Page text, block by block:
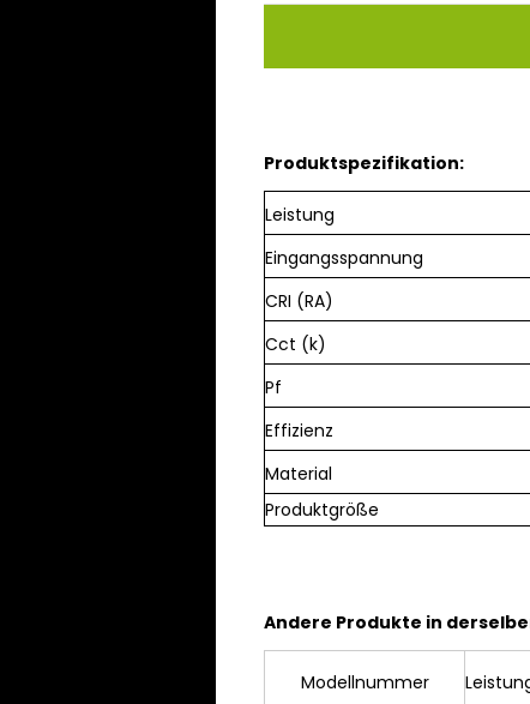
Produktspezifikation:
Leistung
Eingangsspannung
CRI (RA)
Cct (k)
Pf
Effizienz
Material
Produktgröße
Andere Produkte in
Modellnummer